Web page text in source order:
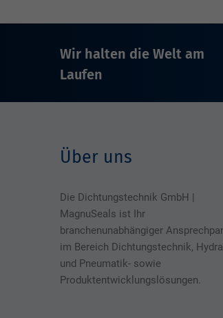
Wir halten die Welt am
Laufen
Über uns
Die Dichtungstechnik GmbH |
MagnuSeals ist Ihr
branchenunabhängiger
im Bereich Dichtungstechnik,
und Pneumatik- sowie
Produktentwicklungslösungen.